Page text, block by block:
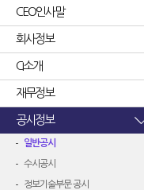
CEO인사말
회사정보
CI소개
재무정보
공시정보
일반공시
수시공시
정보기술부문 공시